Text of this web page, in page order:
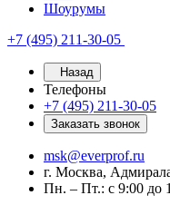
Шоурумы
+7 (495) 211-30-05
Назад
Телефоны
+7 (495) 211-30-05
Заказать звонок
msk@everprof.ru
г. Москва,
Пн. – Пт.: с 9:00 до